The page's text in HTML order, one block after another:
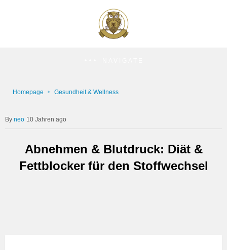
Homepage Gesundheit & Wellness
neo 10 Jahren ago
Abnehmen & Blutdruck: Diät &
Fettblocker für den Stoffwechsel